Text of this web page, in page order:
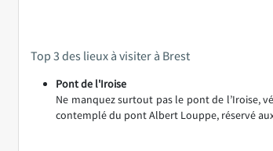
Top 3 des lieux à visiter à Brest
Pont de l'Iroise
Ne manquez surtout pas le pont de l’Iroise,
contemplé du pont Albert Louppe, réservé